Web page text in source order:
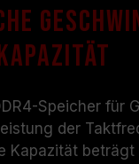
des
Speicher für
der
Kapazität beträgt